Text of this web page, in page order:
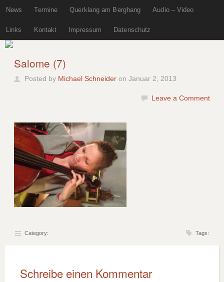
News Termine Querklang am Berghang Audio – Video
Links Kontakt Impressum Datenschutz
Salome (7)
Posted by Michael Schneider on Januar 2, 2013
Leave a Comment
Category: Tags:
Schreibe einen Kommentar